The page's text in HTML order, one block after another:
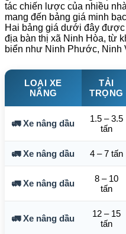
tác chiến lược của nhiều
mang đến bảng giá minh
Hai bảng giá dưới đây
địa bàn thị xã Ninh Hòa, từ
biển như Ninh Phước, Ninh
LOẠI XE
NÂNG
TẢI
TRỌNG
🚛 Xe nâng dầu
1.5 – 3.5
tấn
🚛 Xe nâng dầu 4 – 7 tấn
🚛 Xe nâng dầu
8 – 10
tấn
🚛 Xe nâng dầu
12 – 15
tấn